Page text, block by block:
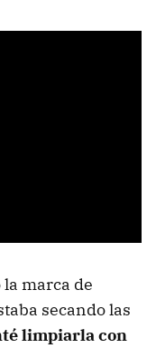
marca de
secando las
limpiarla con